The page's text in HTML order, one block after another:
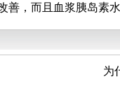
，而且血浆胰岛素水
为